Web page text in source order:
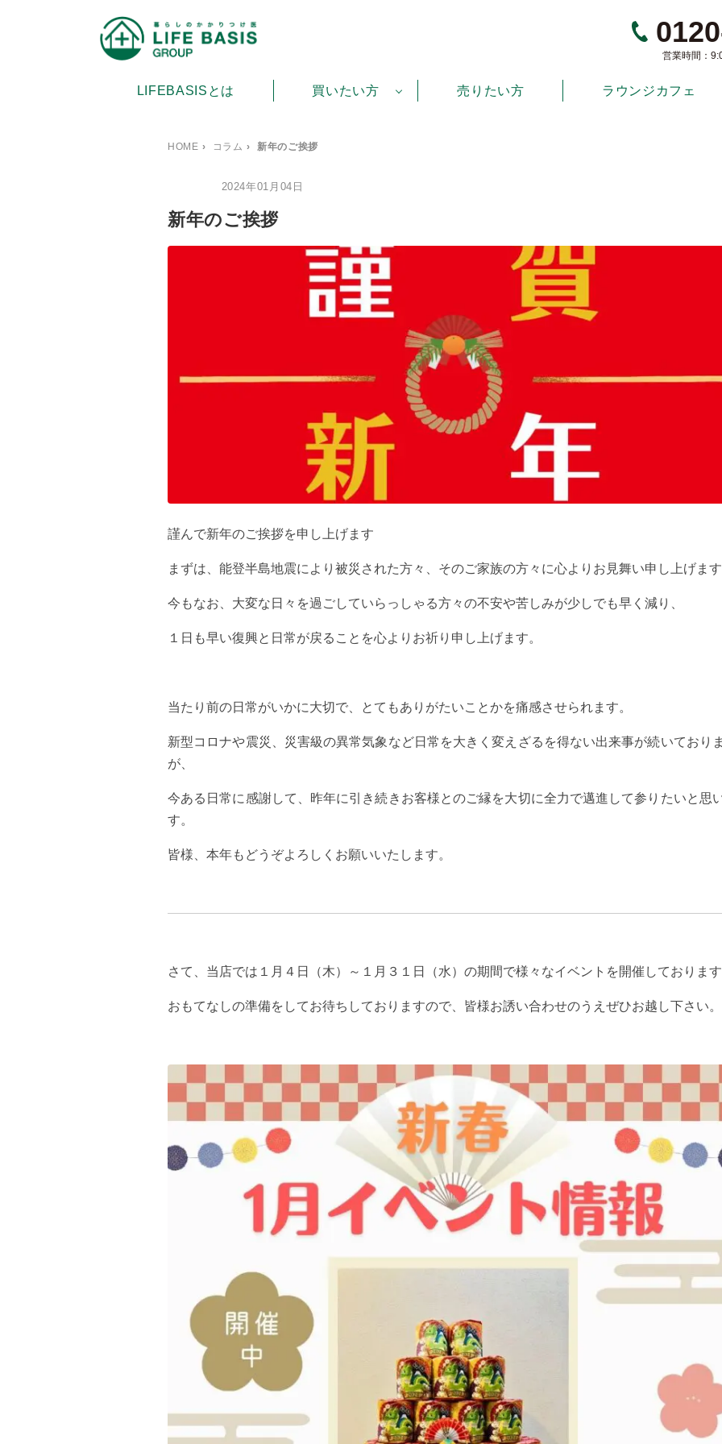
営業時間：
LIFEBASISとは 買いたい方 売りたい方 ラウンジカフェ
HOME › コラム › 新年のご挨拶
2024年01月04日
新年のご挨拶
謹んで新年のご挨拶を申し上げます
まずは、能登半島地震により被災された方々、そのご家族の方々に心よりお見舞い申し上げます
今もなお、大変な日々を過ごしていらっしゃる方々の不安や苦しみが少しでも早く減り、
１日も早い復興と日常が戻ることを心よりお祈り申し上げます。
当たり前の日常がいかに大切で、とてもありがたいことかを痛感させられます。
新型コロナや震災、災害級の異常気象など日常を大きく変えざるを得ない出来事が続いており
が、
今ある日常に感謝して、昨年に引き続きお客様とのご縁を大切に全力で邁進して参りたいと思
す。
皆様、本年もどうぞよろしくお願いいたします。
さて、当店では１月４日（木）～１月３１日（水）の期間で様々なイベントを開催しております
おもてなしの準備をしてお待ちしておりますので、皆様お誘い合わせのうえぜひお越し下さい。